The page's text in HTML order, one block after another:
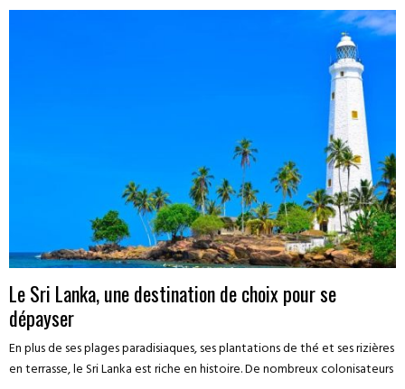
Le Sri Lanka, une destination de choix pour se
dépayser
En plus de ses plages paradisiaques, ses plantations de thé et ses rizières
en terrasse, le Sri Lanka est riche en histoire. De nombreux colonisateurs